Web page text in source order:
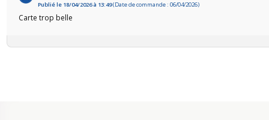
Publié le 18/04/2026 à 13:49(Date de commande : 06/04/2026)
Carte trop belle